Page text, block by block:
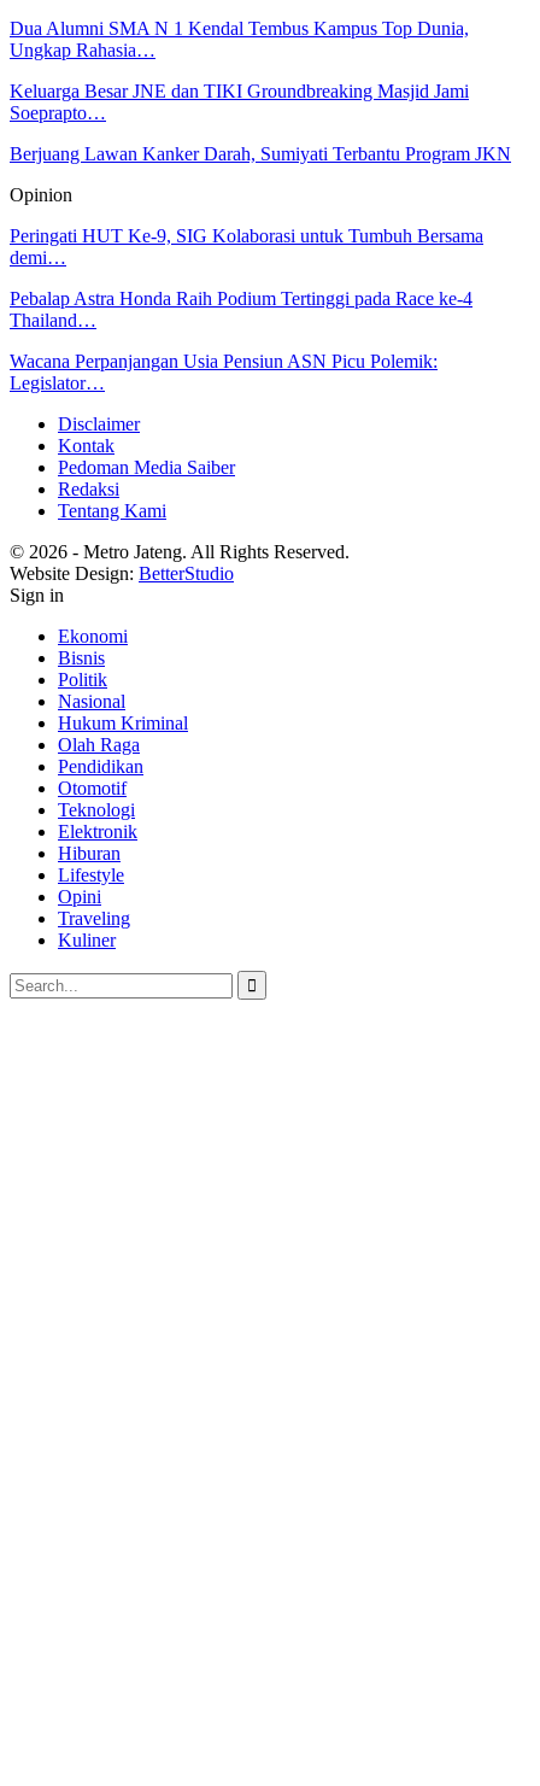
Dua Alumni SMA N 1 Kendal Tembus Kampus Top Dunia,
Ungkap Rahasia…
Keluarga Besar JNE dan TIKI Groundbreaking Masjid Jami
Soeprapto…
Berjuang Lawan Kanker Darah, Sumiyati Terbantu Program JKN
Opinion
Peringati HUT Ke-9, SIG Kolaborasi untuk Tumbuh Bersama
demi…
Pebalap Astra Honda Raih Podium Tertinggi pada Race ke-4
Thailand…
Wacana Perpanjangan Usia Pensiun ASN Picu Polemik:
Legislator…
Disclaimer
Kontak
Pedoman Media Saiber
Redaksi
Tentang Kami
© 2026 - Metro Jateng. All Rights Reserved.
Website Design: BetterStudio
Sign in
Ekonomi
Bisnis
Politik
Nasional
Hukum Kriminal
Olah Raga
Pendidikan
Otomotif
Teknologi
Elektronik
Hiburan
Lifestyle
Opini
Traveling
Kuliner